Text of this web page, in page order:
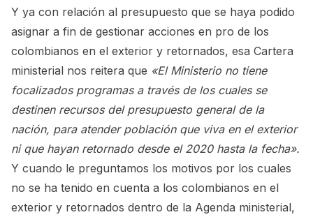
Y ya con relación al presupuesto que se haya podido
asignar a fin de gestionar acciones en pro de los
colombianos en el exterior y retornados, esa Cartera
ministerial nos reitera que «El Ministerio no tiene
focalizados programas a través de los cuales se
destinen recursos del presupuesto general de la
nación, para atender población que viva en el exterior
ni que hayan retornado desde el 2020 hasta la fecha».
Y cuando le preguntamos los motivos por los cuales
no se ha tenido en cuenta a los colombianos en el
exterior y retornados dentro de la Agenda ministerial,